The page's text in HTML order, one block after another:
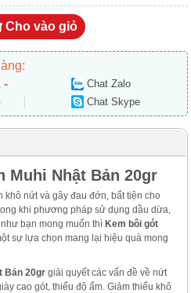
-
Chat Zalo
Chat Skype
Muhi Nhật Bản 20gr
nứt và gây đau đớn, bất tiện cho
khi phương pháp sử dụng dầu dừa,
bạn mong muốn thì Kem bôi gót
sự lựa chọn mang lại hiệu quả mong
Bản 20grgiải quyết các vấn đề về nứt
cao gót, thiếu độ ẩm. Giảm thiểu khô